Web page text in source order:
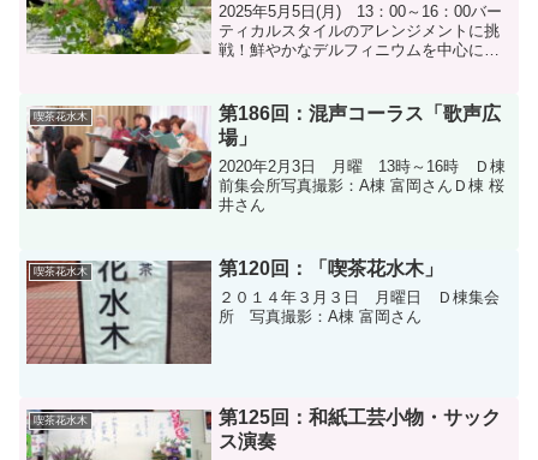
2025年5月5日(月) 13：00～16：00バー
ティカルスタイルのアレンジメントに挑
戦！鮮やかなデルフィニウムを中心に縦
五番街周辺で採取した野草や緑の葉もア
レンジに...
喫茶花水木
第186回：混声コーラス「歌声広
場」
2020年2月3日 月曜 13時～16時 Ｄ棟
前集会所写真撮影：A棟 富岡さんＤ棟 桜
井さん
喫茶花水木 第120回：「喫茶花水木」
２０１４年３月３日 月曜日 Ｄ棟集会
所 写真撮影：A棟 富岡さん
喫茶花水木
第125回：和紙工芸小物・サック
ス演奏